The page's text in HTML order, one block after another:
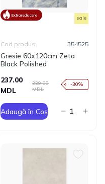
Extrareducere sale
Gresie 60x120cm Zeta
Black Polished
Cod produs: 354525
339.00
MDL
237.00
MDL
-30%
Adaugă în Coș